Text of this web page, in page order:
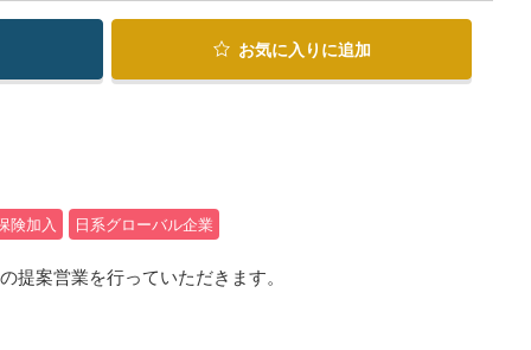
お気に入り に追加
険加入 日系グローバル企業
案営業を行っていただきます。